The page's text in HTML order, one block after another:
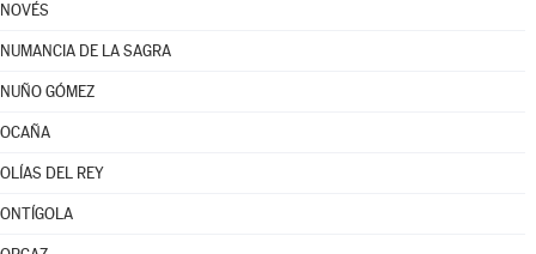
NOVÉS
NUMANCIA DE LA SAGRA
NUÑO GÓMEZ
OCAÑA
OLÍAS DEL REY
ONTÍGOLA